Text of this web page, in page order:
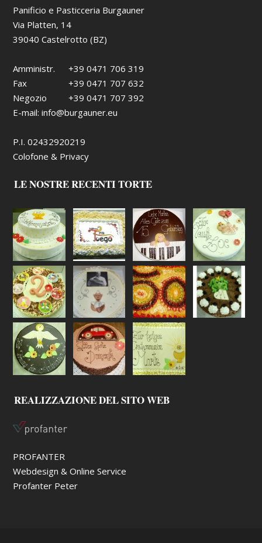
Panificio e Pasticceria Burgauner
Via Platten, 14
39040 Castelrotto (BZ)
Amministr.
+39 0471 706 319
Fax
+39 0471 707 632
Negozio
+39 0471 707 392
E-mail:info@burgauner.eu
P.I. 02432920219
Colofone & Privacy
LE NOSTRE RECENTI TORTE
REALIZZAZIONE DEL SITO WEB
PROFANTER
Webdesign & Online Service
Profanter Peter